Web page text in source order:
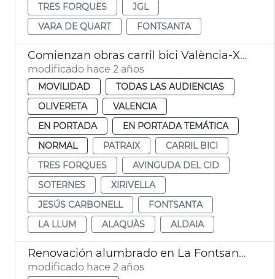
TRES FORQUES
JGL
VARA DE QUART
FONTSANTA
Comienzan obras carril bici València-Xirivella
modificado hace 2 años
MOVILIDAD
TODAS LAS AUDIENCIAS
OLIVERETA
VALENCIA
EN PORTADA
EN PORTADA TEMÁTICA
NORMAL
PATRAIX
CARRIL BICI
TRES FORQUES
AVINGUDA DEL CID
SOTERNES
XIRIVELLA
JESÚS CARBONELL
FONTSANTA
LA LLUM
ALAQUÀS ALDAIA
Renovación alumbrado en La Fontsanta y Soternes
modificado hace 2 años